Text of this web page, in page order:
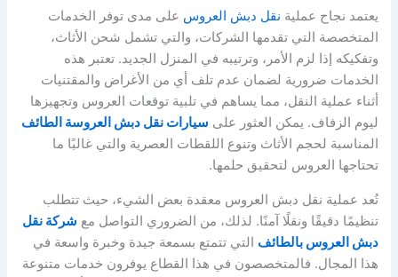
يعتمد نجاح عملية نقل دبش العروس على مدى توفر الخدمات
المتخصصة التي تقدمها الشركات، والتي تشمل شحن الأثاث،
وتفكيكه إذا لزم الأمر، وترتيبه في المنزل الجديد. تعتبر هذه
الخدمات ضرورية لضمان عدم تلف أي من الأغراض والمقتنيات
أثناء عملية النقل، مما يساهم في تلبية توقعات العروس وتجهيزها
ليوم الزفاف. يمكن العثور على سيارات نقل دبش العروسة الطائف
المناسبة لحجم الأثاث وتنوع اللقطات العصرية والتي غالبًا ما
تحتاجها العروس لتحقيق حلمها.
تُعد عملية نقل دبش العروس معقدة بعض الشيء، حيث تتطلب
تنظيمًا دقيقًا ونقلًا آمنًا. لذلك، من الضروري التواصل مع شركة نقل
دبش العروس بالطائف التي تتمتع بسمعة جيدة وخبرة واسعة في
هذا المجال. فالمتخصصون في هذا القطاع يوفرون خدمات متنوعة